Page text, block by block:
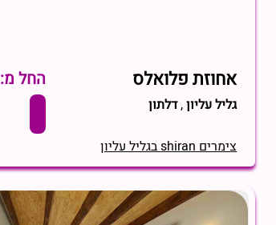
אחוזת פלואלס החל מ:3500₪
גליל עליון,דלתון
צימרים shiran בגליל עליון